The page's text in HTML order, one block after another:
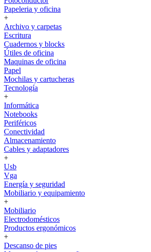
Papeleria y oficina
+
Archivo y carpetas
Escritura
Cuadernos y blocks
Útiles de oficina
Maquinas de oficina
Papel
Mochilas y cartucheras
Tecnología
+
Informática
Notebooks
Periféricos
Conectividad
Almacenamiento
Cables y adaptadores
+
Usb
Vga
Energía y seguridad
Mobiliario y equipamiento
+
Mobiliario
Electrodomésticos
Productos ergonómicos
+
Descanso de pies